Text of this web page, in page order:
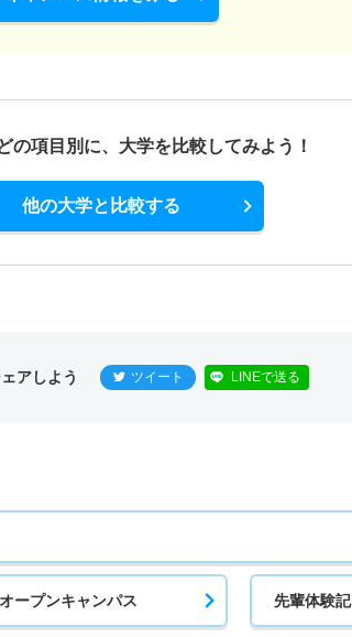
の項目別に、 大学を比較してみよう！
他の大学と比較する
アしよう ツイート LINEで送る
オープンキャンパス 先輩体験記